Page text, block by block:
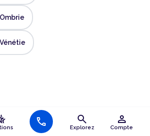
call search
Explorez
person
Compte
ne sont pas des contrats de location,